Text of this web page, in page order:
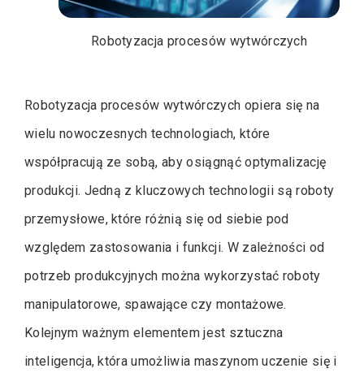
Robotyzacja procesów wytwórczych
Robotyzacja procesów wytwórczych opiera się na
wielu nowoczesnych technologiach, które
współpracują ze sobą, aby osiągnąć optymalizację
produkcji. Jedną z kluczowych technologii są roboty
przemysłowe, które różnią się od siebie pod
względem zastosowania i funkcji. W zależności od
potrzeb produkcyjnych można wykorzystać roboty
manipulatorowe, spawające czy montażowe.
Kolejnym ważnym elementem jest sztuczna
inteligencja, która umożliwia maszynom uczenie się i